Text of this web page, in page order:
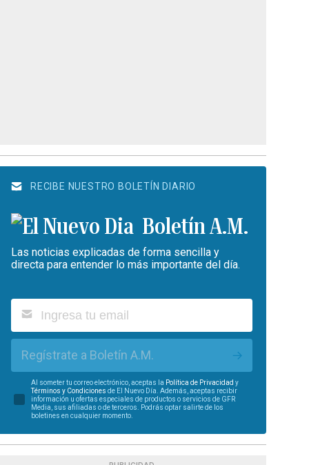
RECIBE NUESTRO BOLETÍN DIARIO
Boletín A.M.
Las noticias explicadas de forma sencilla y
directa para entender lo más importante del día.
Regístrate a Boletín A.M.
Al someter tu correo electrónico, aceptas la Política de Privacidad y
Términos y Condiciones de El Nuevo Día. Además, aceptas recibir
información u ofertas especiales de productos o servicios de GFR
Media, sus afiliadas o de terceros. Podrás optar salirte de los
boletines en cualquier momento.